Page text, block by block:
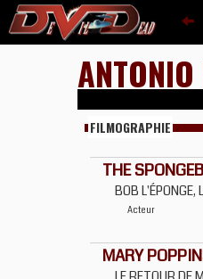
FILMOGRAPHIE
THE
BOB L'ÉPONGE,
Acteur
MARY